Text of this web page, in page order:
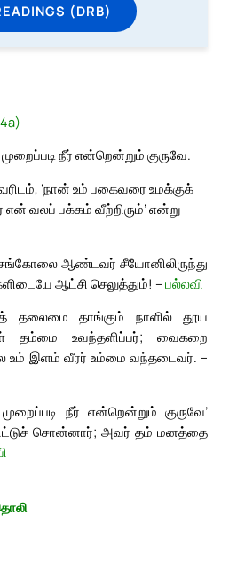
(DRB)
நீர் என்றென்றும் குருவே.
‘நான் உம் பகைவரை உமக்குக்
வலப் பக்கம் வீற்றிரும்’ என்று
ஆண்டவர் சீயோனிலிருந்து
ஆட்சி செலுத்தும்! – பல்லவி
தலைமை தாங்கும் நாளில் தூய
தம்மை உவந்தளிப்பர்; வைகறை
உம் இளம் வீரர் உம்மை வந்தடைவர். –
நீர் என்றென்றும் குருவே’
சொன்னார்; அவர் தம் மனத்தை